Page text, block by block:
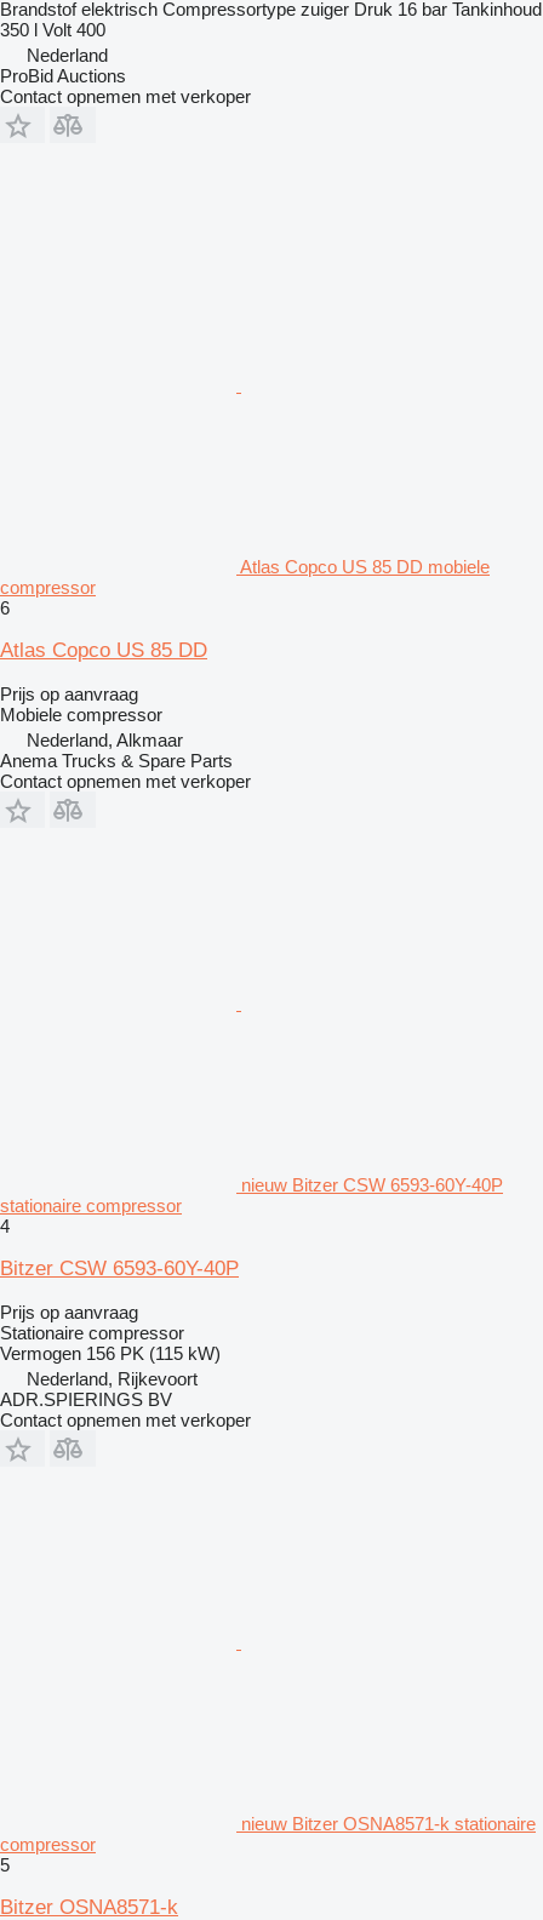
Brandstof elektrisch Compressortype zuiger Druk 16 bar Tankinhoud
350 l Volt 400
Nederland
ProBid Auctions
Contact opnemen met verkoper
Atlas Copco US 85 DD mobiele
compressor
6
Atlas Copco US 85 DD
Prijs op aanvraag
Mobiele compressor
Nederland, Alkmaar
Anema Trucks & Spare Parts
Contact opnemen met verkoper
nieuw Bitzer CSW 6593-60Y-40P
stationaire compressor
4
Bitzer CSW 6593-60Y-40P
Prijs op aanvraag
Stationaire compressor
Vermogen 156 PK (115 kW)
Nederland, Rijkevoort
ADR.SPIERINGS BV
Contact opnemen met verkoper
nieuw Bitzer OSNA8571-k stationaire
compressor
5
Bitzer OSNA8571-k